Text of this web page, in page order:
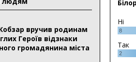
вручив родинам
Героїв відзнаки
громадянина міста
Ні
8
Так
2